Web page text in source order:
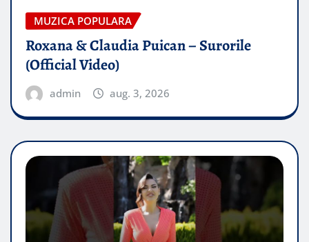
MUZICA POPULARA
Roxana & Claudia Puican – Surorile
(Official Video)
admin aug. 3, 2026